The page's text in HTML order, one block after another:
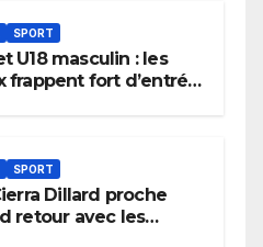
SPORT
U18 masculin : les
frappent fort d’entrée
SPORT
Dillard proche
retour avec les